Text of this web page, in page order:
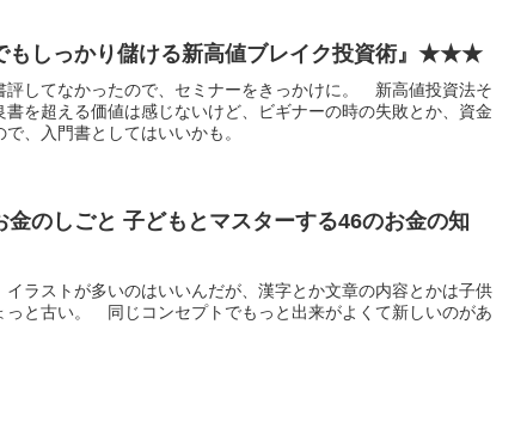
もしっかり儲ける新高値ブレイク投資術』★★★
評してなかったので、セミナーをきっかけに。 新高値投資法そ
を超える価値は感じないけど、ビギナーの時の失敗とか、資金
、入門書としてはいいかも。
のしごと 子どもとマスターする46のお金の知
ラストが多いのはいいんだが、漢字とか文章の内容とかは子供
っと古い。 同じコンセプトでもっと出来がよくて新しいのがあ